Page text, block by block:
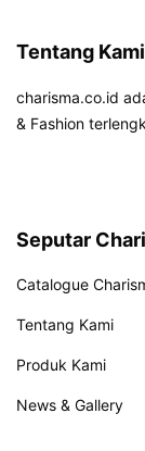
Tentang Kami
charisma.co.id
& Fashion
Seputar
Catalogue
Tentang Kami
Produk Kami
News & Gallery